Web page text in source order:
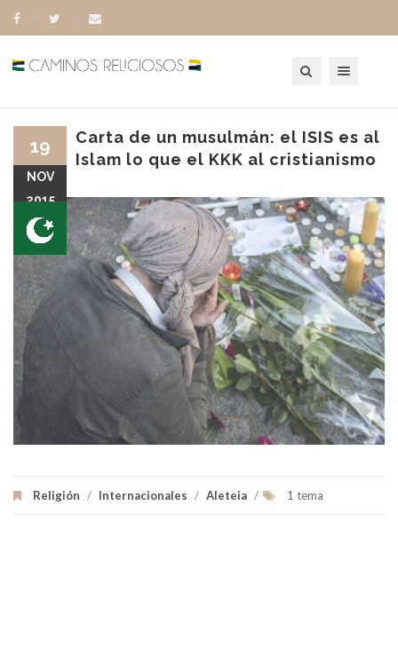
Carta de un musulmán: el ISIS es al
Islam lo que el KKK al cristianismo
Religión / Internacionales / Aleteia / 1 tema
19
NOV
2015